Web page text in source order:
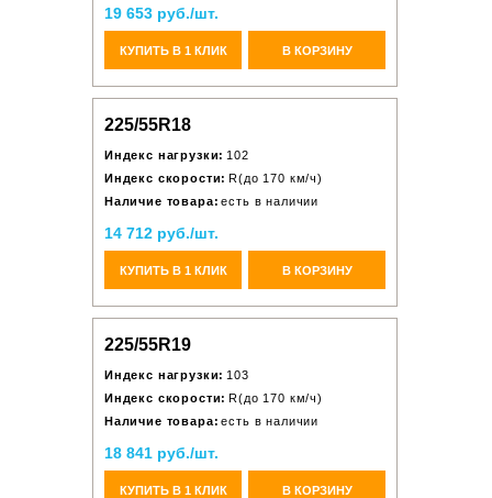
19 653 руб./шт.
КУПИТЬ В 1 КЛИК В КОРЗИНУ
225/55R18
Индекс нагрузки: 102
Индекс скорости: R(до 170 км/ч)
Наличие товара: есть в наличии
14 712 руб./шт.
КУПИТЬ В 1 КЛИК В КОРЗИНУ
225/55R19
Индекс нагрузки: 103
Индекс скорости: R(до 170 км/ч)
Наличие товара: есть в наличии
18 841 руб./шт.
КУПИТЬ В 1 КЛИК В КОРЗИНУ